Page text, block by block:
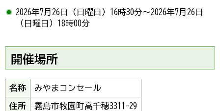
2026年7月26日（日曜日）16時30分～2026年7月26日
（日曜日）18時00分
開催場所
名称 みやまコンセール
住所 霧島市牧園町高千穂3311-29